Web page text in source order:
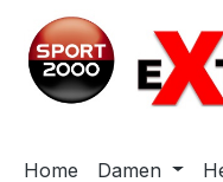
Hauptinhalt springen
Zur Suche springen
Zur
Home Damen